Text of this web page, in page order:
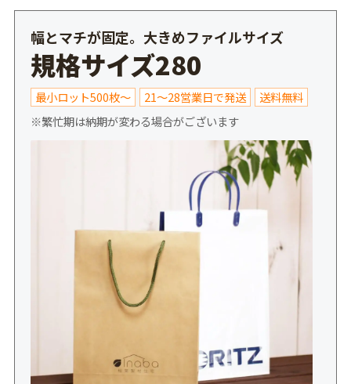
幅とマチが固定。大きめファイルサイズ
規格サイズ280
最小ロット500枚～ 21～28営業日で発送
送料無料
※繁忙期は納期が変わる場合がございます